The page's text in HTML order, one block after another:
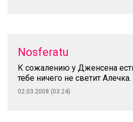
Nosferatu
К сожалению у Дженсена
тебе ничего не светит Алечка.
02.03.2008 (03:24)